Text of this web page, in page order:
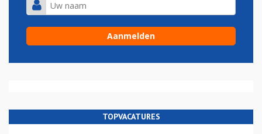
TOPVACATURES